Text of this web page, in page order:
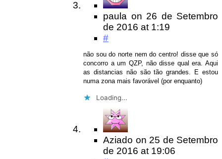
paula on 26 de Setembro
de 2016 at 1:19
#
não sou do norte nem do centro! disse que só
concorro a um QZP, não disse qual era. Aqui
as distancias não são tão grandes. E estou
numa zona mais favorável (por enquanto)
Loading...
Aziado on 25 de Setembro
de 2016 at 19:06